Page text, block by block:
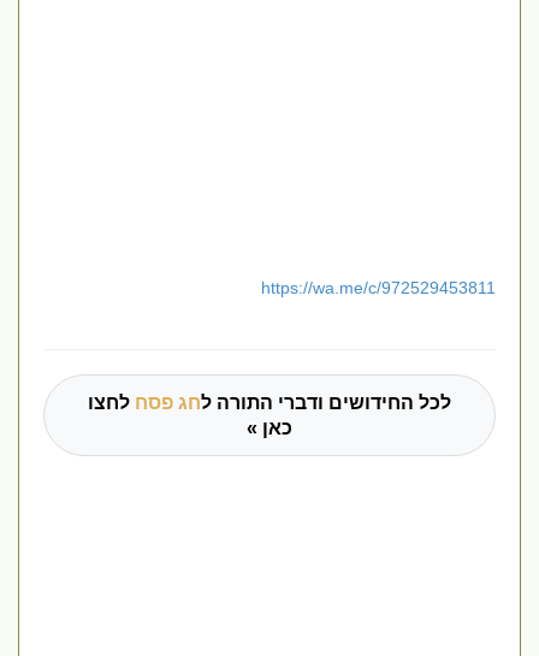
https://wa.me/c/972529453811
לכל החידושים ודברי התורה לחג פסחלחצו
כאן »